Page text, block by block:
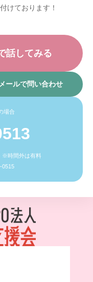
けております！
話してみる
ールで問い合わせ
場合
※時間外は有料
0515